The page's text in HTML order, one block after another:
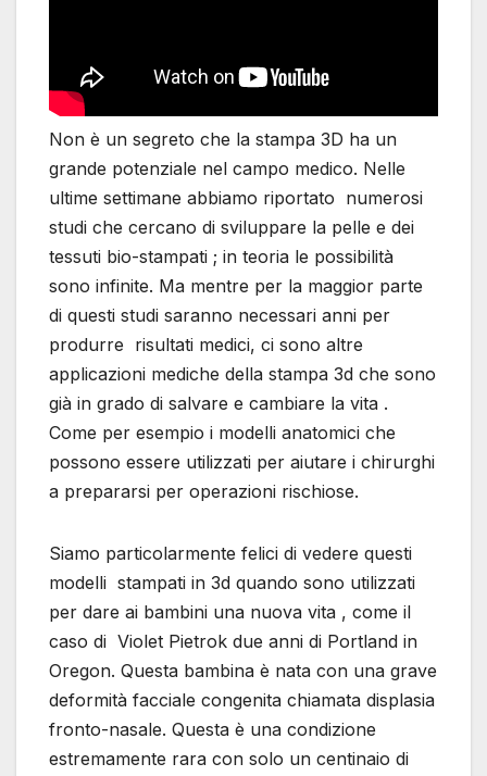
Non è un segreto che la stampa 3D ha un
grande potenziale nel campo medico. Nelle
ultime settimane abbiamo riportato numerosi
studi che cercano di sviluppare la pelle e dei
tessuti bio-stampati ; in teoria le possibilità
sono infinite. Ma mentre per la maggior parte
di questi studi saranno necessari anni per
produrre risultati medici, ci sono altre
applicazioni mediche della stampa 3d che sono
già in grado di salvare e cambiare la vita .
Come per esempio i modelli anatomici che
possono essere utilizzati per aiutare i chirurghi
a prepararsi per operazioni rischiose.
Siamo particolarmente felici di vedere questi
modelli stampati in 3d quando sono utilizzati
per dare ai bambini una nuova vita , come il
caso di Violet Pietrok due anni di Portland in
Oregon. Questa bambina è nata con una grave
deformità facciale congenita chiamata displasia
fronto-nasale. Questa è una condizione
estremamente rara con solo un centinaio di